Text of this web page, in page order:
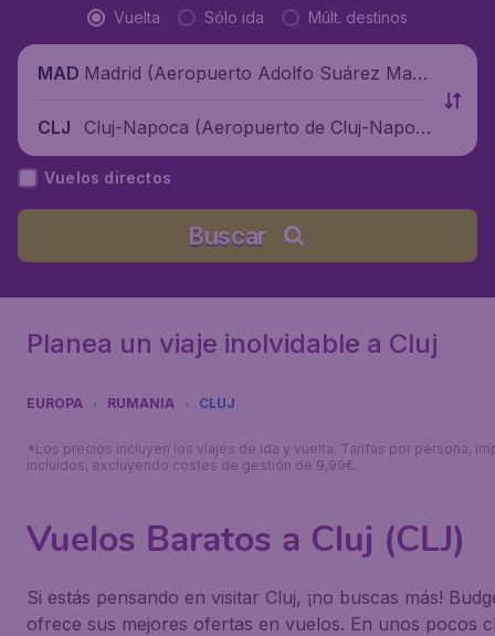
Vuelta Sólo ida Múlt. destinos
MAD Madrid (Aeropuerto Adolfo Suárez Madr
CLJ
Cluj-Napoca (Aeropuerto de Cluj-Napoc
a), Rumanía
Vuelos directos
Buscar
Planea un viaje inolvidable a Cluj
EUROPA RUMANIA CLUJ
*Los precios incluyen los viajes de ida y vuelta. Tarifas por persona,
incluidos, excluyendo costes de gestión de 9,99€.
Vuelos Baratos a Cluj (CLJ)
Si estás pensando en visitar Cluj, ¡no buscas más!
ofrece sus mejores ofertas en vuelos. En unos pocos